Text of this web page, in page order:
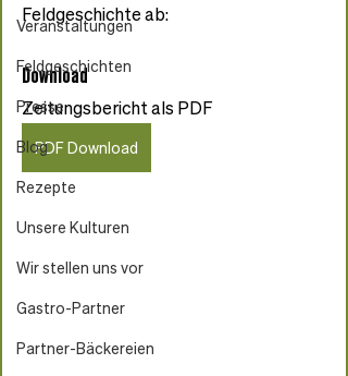
Veranstaltungen
Feldgeschichten
Presse
Blog
Rezepte
Unsere Kulturen
Wir stellen uns vor
Gastro-Partner
Partner-Bäckereien
Feldgeschichte ab:
Download
Zeitungsbericht als PDF
PDF Download